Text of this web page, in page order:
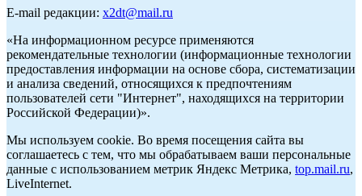
E-mail редакции: x2dt@mail.ru
«На информационном ресурсе применяются
рекомендательные технологии (информационные технологии
предоставления информации на основе сбора, систематизации
и анализа сведений, относящихся к предпочтениям
пользователей сети "Интернет", находящихся на территории
Российской Федерации)».
Мы используем cookie. Во время посещения сайта вы
соглашаетесь с тем, что мы обрабатываем ваши персональные
данные с использованием метрик Яндекс Метрика, top.mail.ru,
LiveInternet.